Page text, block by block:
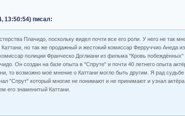
13:50:54) писал:
Плачидо, поскольку видел почти все его роли. У него не так
но так же продажный и жестокий комиссар Ферруччио Анеда
полиции Франческо Доглиани из фильма "Кровь
Он создан на базе опыта в "Спруте" и почти 40 летнего опыта
то возможно моё мнение о Каттани могло быть другим. Я рад судьбе
"Спрут" который многие не понимают и не принимают и узнал
его знаменитый Каттани.